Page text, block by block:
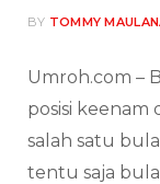
BY TOMMY
Umroh.com –
posisi keenam
salah satu
tentu saja